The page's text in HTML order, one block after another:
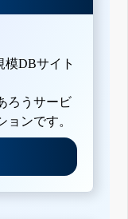
模DBサイト
ろうサービ
ョンです。